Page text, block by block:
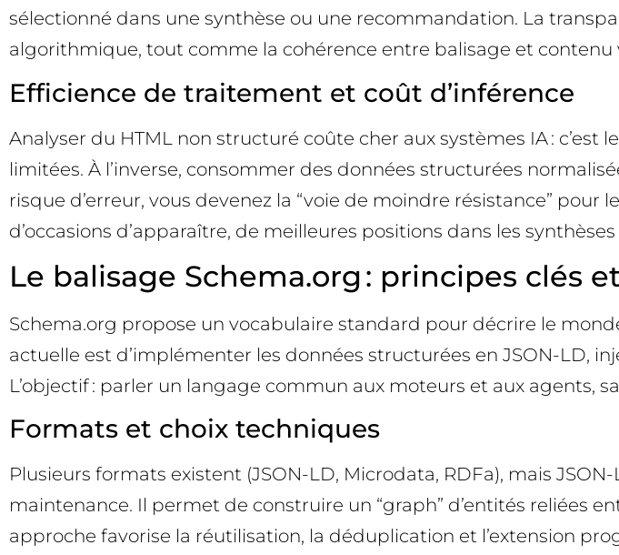
sélectionné dans une synthèse ou une recommandation. La
algorithmique, tout comme la cohérence entre balisage et contenu
Efficience de traitement et coût d’inférence
Analyser du HTML non structuré coûte cher aux systèmes IA :
limitées. À l’inverse, consommer des données structurées
risque d’erreur, vous devenez la “voie de moindre résistance”
d’occasions d’apparaître, de meilleures positions dans les
Le balisage Schema.org : principes clés
Schema.org propose un vocabulaire standard pour décrire le
actuelle est d’implémenter les données structurées en JSON-LD,
L’objectif : parler un langage commun aux moteurs et aux agents,
Formats et choix techniques
Plusieurs formats existent (JSON-LD, Microdata, RDFa), mais
maintenance. Il permet de construire un “graph” d’entités reliées
approche favorise la réutilisation, la déduplication et l’extension